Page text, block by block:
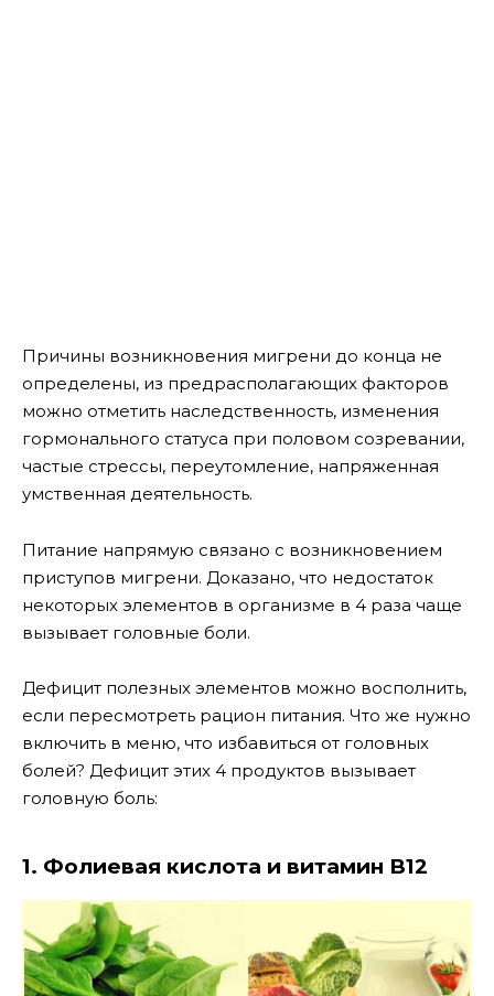
Причины возникновения мигрени до конца не
определены, из предрасполагающих факторов
можно отметить наследственность, изменения
гормонального статуса при половом созревании,
частые стрессы, переутомление, напряженная
умственная деятельность.
Питание напрямую связано с возникновением
приступов мигрени. Доказано, что недостаток
некоторых элементов в организме в 4 раза чаще
вызывает головные боли.
Дефицит полезных элементов можно восполнить,
если пересмотреть рацион питания. Что же нужно
включить в меню, что избавиться от головных
болей? Дефицит этих 4 продуктов вызывает
головную боль:
1. Фолиевая кислота и витамин В12